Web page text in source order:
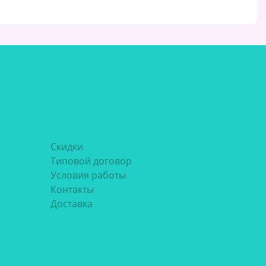
Скидки
Типовой договор
Условия работы
Контакты
Доставка